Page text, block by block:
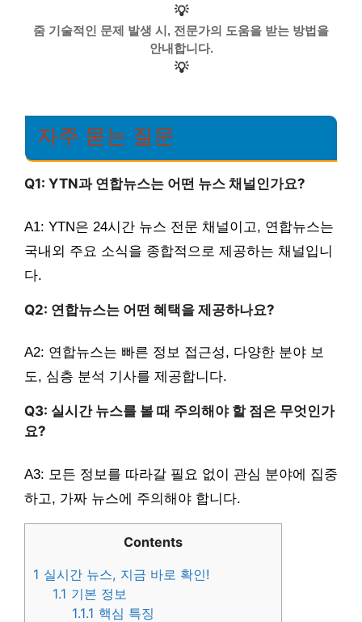
💡
줌 기술적인 문제 발생 시, 전문가의 도움을 받는 방법을
안내합니다.
💡
자주 묻는 질문
Q1: YTN과 연합뉴스는 어떤 뉴스 채널인가요?
A1: YTN은 24시간 뉴스 전문 채널이고, 연합뉴스는
국내외 주요 소식을 종합적으로 제공하는 채널입니
다.
Q2: 연합뉴스는 어떤 혜택을 제공하나요?
A2: 연합뉴스는 빠른 정보 접근성, 다양한 분야 보
도, 심층 분석 기사를 제공합니다.
Q3: 실시간 뉴스를 볼 때 주의해야 할 점은 무엇인가
요?
A3: 모든 정보를 따라갈 필요 없이 관심 분야에 집중
하고, 가짜 뉴스에 주의해야 합니다.
Contents
1 실시간 뉴스, 지금 바로 확인!
1.1 기본 정보
1.1.1 핵심 특징